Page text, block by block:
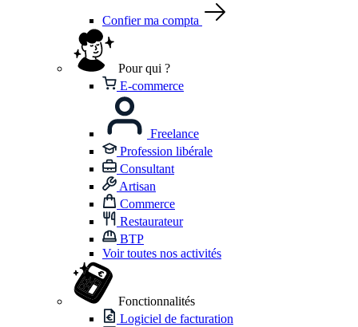
Confier ma compta
Pour qui ?
E-commerce
Freelance
Profession libérale
Consultant
Artisan
Commerce
Restaurateur
BTP
Voir toutes nos activités
Fonctionnalités
Logiciel de facturation